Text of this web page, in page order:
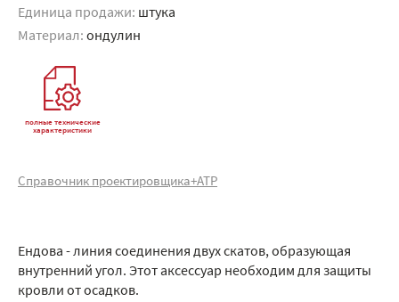
Единица продажи: штука
Материал: ондулин
полные технические
характеристики
Справочник проектировщика+АТР
Ендова - линия соединения двух скатов, образующая
внутренний угол. Этот аксессуар необходим для защиты
кровли от осадков.